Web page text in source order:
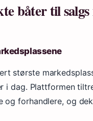
båter til salgs
største
i dag. Plattformen
og forhandlere, og